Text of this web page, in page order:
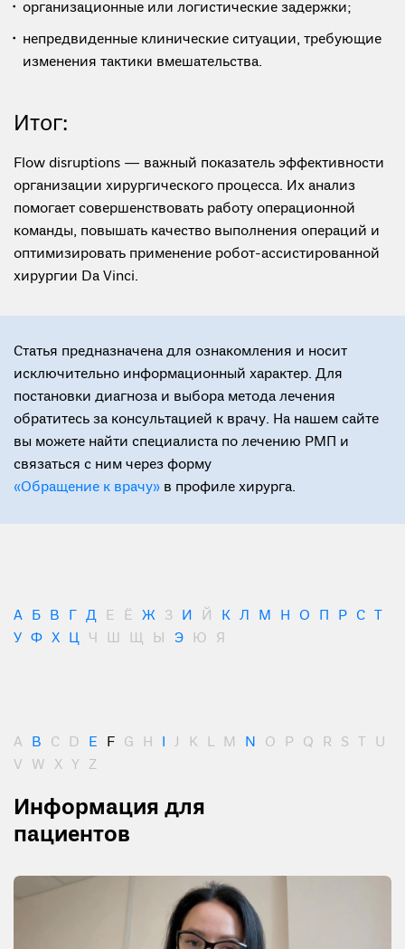
организационные или логистические задержки;
непредвиденные клинические ситуации, требующие
изменения тактики вмешательства.
Итог:
Flow disruptions — важный показатель эффективности
организации хирургического процесса. Их анализ
помогает совершенствовать работу операционной
команды, повышать качество выполнения операций и
оптимизировать применение робот-ассистированной
хирургии Da Vinci.
Статья предназначена для ознакомления и носит
исключительно информационный характер. Для
постановки диагноза и выбора метода лечения
обратитесь за консультацией к врачу. На нашем сайте
вы можете найти специалиста по лечению РМП и
связаться с ним через форму
«Обращение к врачу» в профиле хирурга.
А Б В Г Д Е Ё Ж З И Й К Л М Н О П Р С Т
У Ф Х Ц Ч Ш Щ Ы Э Ю Я
A B C D E F G H I J K L M N O P Q R S T U
V W X Y Z
Информация для
пациентов